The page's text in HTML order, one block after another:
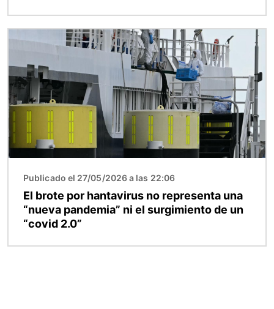
Publicado el 27/05/2026 a las 22:06
El brote por hantavirus no representa una
“nueva pandemia” ni el surgimiento de un
“covid 2.0”